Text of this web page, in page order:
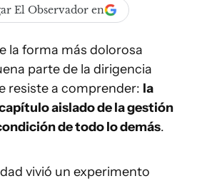
El Observador en
la forma más dolorosa
parte de la dirigencia
resiste a comprender: la
aislado de la gestión
de todo lo demás.
vivió un experimento